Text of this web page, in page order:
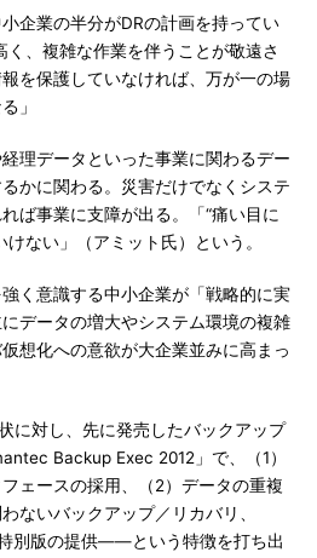
企業の半分がDRの計画を持ってい
く、複雑な作業を伴うことが敬遠さ
を保護していなければ、万が一の場
」
理データといった事業に関わるデー
かに関わる。災害だけでなくシステ
ば事業に支障が出る。「“痛い目に
ない」（アミット氏）という。
く意識する中小企業が「戦略的に実
データの増大やシステム環境の複雑
想化への意欲が大企業並みに高まっ
に対し、先に発売したバックアップ
Backup Exec 2012」で、（1）
ェースの採用、（2）データの重複
ないバックアップ／リカバリ、
別版の提供――という特徴を打ち出